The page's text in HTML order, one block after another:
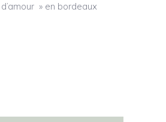
» en bordeaux